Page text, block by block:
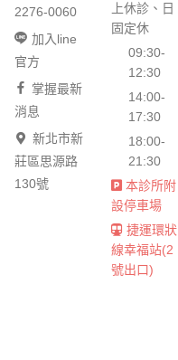
2276-0060
加入line
官方
掌握最新
消息
新北市新
莊區思源路
130號
上休診、日
固定休
09:30-
12:30
14:00-
17:30
18:00-
21:30
本診所附
設停車場
捷運環狀
線幸福站(2
號出口)